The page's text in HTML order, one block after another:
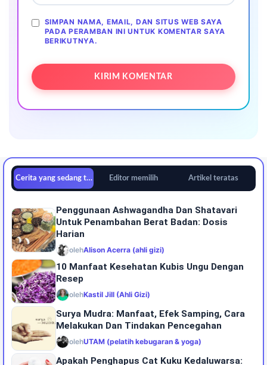
SIMPAN NAMA, EMAIL, DAN SITUS WEB SAYA
PADA PERAMBAN INI UNTUK KOMENTAR SAYA
BERIKUTNYA.
Cerita yang sedang tren Editor memilih Artikel teratas
Penggunaan Ashwagandha Dan Shatavari
Untuk Penambahan Berat Badan: Dosis
Harian
olehAlison Acerra (ahli gizi)
10 Manfaat Kesehatan Kubis Ungu Dengan
Resep
olehKastil Jill (Ahli Gizi)
Surya Mudra: Manfaat, Efek Samping, Cara
Melakukan Dan Tindakan Pencegahan
olehUTAM (pelatih kebugaran & yoga)
Apakah Penghapus Cat Kuku Kedaluwarsa: